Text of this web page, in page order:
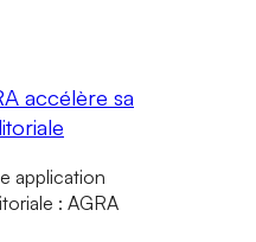
accélère sa
application
: AGRA